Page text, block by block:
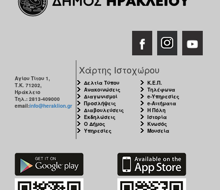
Αγίου Τίτου 1,
Τ.Κ. 71202,
Ηράκλειο
Τηλ.: 2813-409000
email:info@heraklion.gr
Χάρτης Ιστοχώρου
Δελτία Τύπου
Ανακοινώσεις
Διαγωνισμοί
Προσλήψεις
Διαβουλεύσεις
Εκδηλώσεις
Ο Δήμος
Υπηρεσίες
Κ.Ε.Π.
Τηλέφωνα
e-Υπηρεσίες
e-Αιτήματα
Η Πόλη
Ιστορία
Κνωσός
Μουσεία